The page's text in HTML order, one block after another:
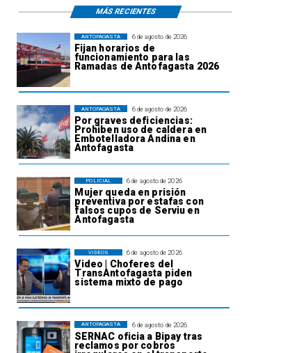
6 de agosto de 2026
Fijan horarios de
funcionamiento para las
Ramadas de Antofagasta 2026
ANTOFAGASTA
6 de agosto de 2026
Por graves deficiencias:
Prohiben uso de caldera en
Embotelladora Andina en
Antofagasta
ANTOFAGASTA
6 de agosto de 2026
Mujer queda en prisión
preventiva por estafas con
falsos cupos de Serviu en
Antofagasta
POLICIAL
6 de agosto de 2026
Video | Choferes del
TransAntofagasta piden
sistema mixto de pago
VIDEOS
6 de agosto de 2026
SERNAC oficia a Bipay tras
reclamos por cobros
ANTOFAGASTA
MÁS RECIENTES